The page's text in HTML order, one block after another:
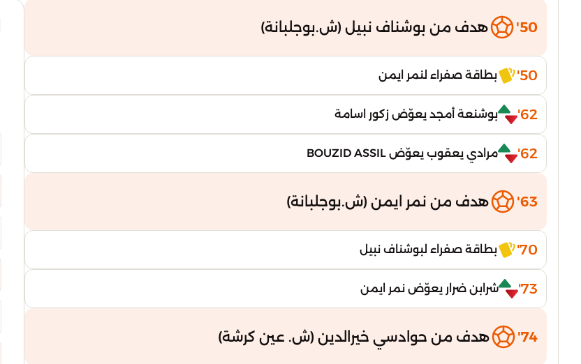
50' هدف من بوشناف نبيل (ش.بوجلبانة)
50' بطاقة صفراء لنمر ايمن
62' بوشنعة أمجد يعوّض زكور اسامة
62' مرادي يعقوب يعوّض BOUZID ASSIL
63' هدف من نمر ايمن (ش.بوجلبانة)
70' بطاقة صفراء لبوشناف نبيل
73' شرابن ضرار يعوّض نمر ايمن
74' هدف من حوادسي خيرالدين (ش. عين كرشة)